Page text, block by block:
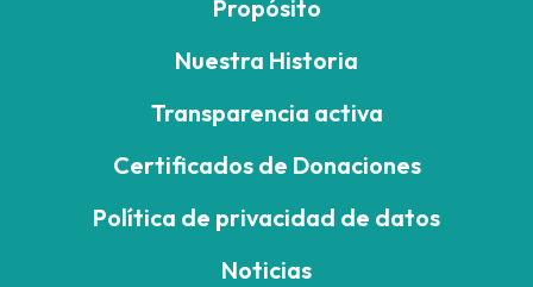
Propósito
Nuestra Historia
Transparencia activa
Certificados de Donaciones
Política de privacidad de datos
Noticias